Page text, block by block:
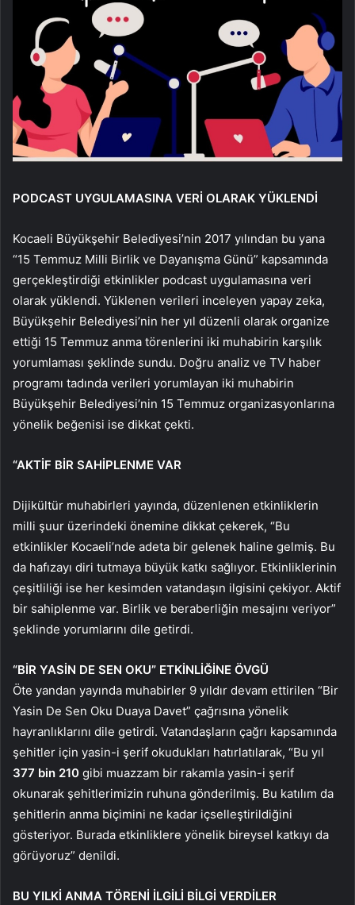
PODCAST UYGULAMASINA VERİ OLARAK YÜKLENDİ
Kocaeli Büyükşehir Belediyesi’nin 2017 yılından bu yana
“15 Temmuz Milli Birlik ve Dayanışma Günü” kapsamında
gerçekleştirdiği etkinlikler podcast uygulamasına veri
olarak yüklendi. Yüklenen verileri inceleyen yapay zeka,
Büyükşehir Belediyesi’nin her yıl düzenli olarak organize
ettiği 15 Temmuz anma törenlerini iki muhabirin karşılık
yorumlaması şeklinde sundu. Doğru analiz ve TV haber
programı tadında verileri yorumlayan iki muhabirin
Büyükşehir Belediyesi’nin 15 Temmuz organizasyonlarına
yönelik beğenisi ise dikkat çekti.
“AKTİF BİR SAHİPLENME VAR
Dijikültür muhabirleri yayında, düzenlenen etkinliklerin
milli şuur üzerindeki önemine dikkat çekerek, “Bu
etkinlikler Kocaeli’nde adeta bir gelenek haline gelmiş. Bu
da hafızayı diri tutmaya büyük katkı sağlıyor. Etkinliklerinin
çeşitliliği ise her kesimden vatandaşın ilgisini çekiyor. Aktif
bir sahiplenme var. Birlik ve beraberliğin mesajını veriyor”
şeklinde yorumlarını dile getirdi.
“BİR YASİN DE SEN OKU” ETKİNLİĞİNE ÖVGÜ
Öte yandan yayında muhabirler 9 yıldır devam ettirilen “Bir
Yasin De Sen Oku Duaya Davet” çağrısına yönelik
hayranlıklarını dile getirdi. Vatandaşların çağrı kapsamında
şehitler için yasin-i şerif okudukları hatırlatılarak, “Bu yıl
377 bin 210 gibi muazzam bir rakamla yasin-i şerif
okunarak şehitlerimizin ruhuna gönderilmiş. Bu katılım da
şehitlerin anma biçimini ne kadar içselleştirildiğini
gösteriyor. Burada etkinliklere yönelik bireysel katkıyı da
görüyoruz” denildi.
BU YILKİ ANMA TÖRENİ İLGİLİ BİLGİ VERDİLER